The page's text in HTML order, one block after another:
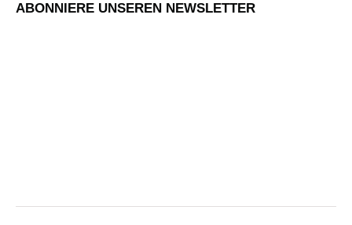
ABONNIERE UNSEREN NEWSLETTER